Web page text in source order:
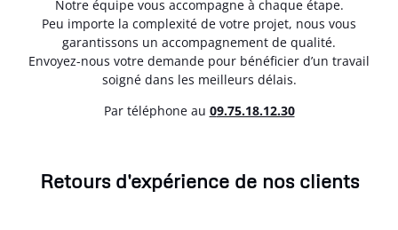
Notre équipe vous accompagne à chaque étape.
Peu importe la complexité de votre projet, nous vous
garantissons un accompagnement de qualité.
Envoyez-nous votre demande pour bénéficier d’un travail
soigné dans les meilleurs délais.
Par téléphone au 09.75.18.12.30
Retours d'expérience de nos clients